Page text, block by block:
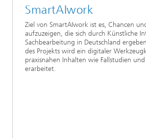
SmartAIwork
Ziel von SmartAIwork ist es, Chancen
aufzuzeigen, die sich durch Künstliche
Sachbearbeitung in Deutschland
des Projekts wird ein digitaler
praxisnahen Inhalten wie Fallstudien
erarbeitet.